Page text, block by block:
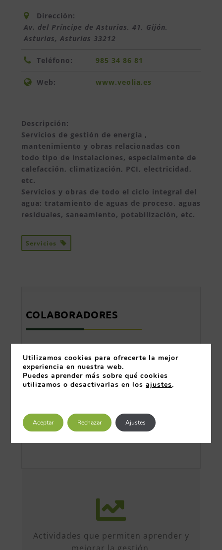
Dirección:
Av. del Príncipe de Asturias, 41, Gijón,
Asturias, Asturias 33212
Teléfono: 985 34 86 81
Web: www.veolia.es
Descripción:
Servicios de gestión de energía ,
mantenimiento y obras relacionadas con
todo tipo de instalaciones, especialmente de
calefacción, climatización, PCI, electricidad,
etc.
Servicios y obras de todo el ciclo integral del
agua: tratamiento de aguas de proceso, aguas
residuales, saneamiento, potabilización, etc.
Servicios
COLABORADORES
Actividades que permiten aprender y
Más de 50 iniciativas anuales de
formato diverso, sobre múltiples
formación, etc...
Utilizamos cookies para ofrecerte la mejor
experiencia en nuestra web.
Puedes aprender más sobre qué cookies
utilizamos o desactivarlas en losajustes.
Aceptar Rechazar Ajustes